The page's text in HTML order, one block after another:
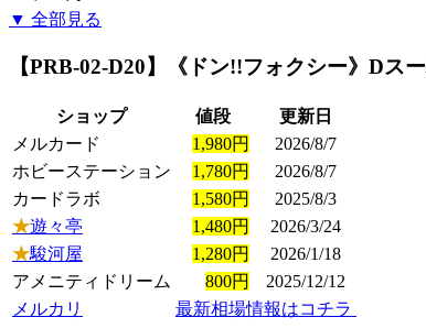
▼ 全部見る
【PRB-02-D20】《ドン!!フォクシー》Dス
ショップ 値段
更新日
メルカード
1,980円
2026/8/7
ホビーステーション
1,780円
2026/8/7
カードラボ
1,580円
2025/8/3
★遊々亭 1,480円
2026/3/24
★駿河屋 1,280円
2026/1/18
アメニティドリーム
800円
2025/12/12
メルカリ
最新相場情報はコチラ